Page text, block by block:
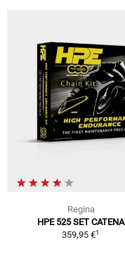
Regina
HPE 525 SET CATENA
359,95 €1